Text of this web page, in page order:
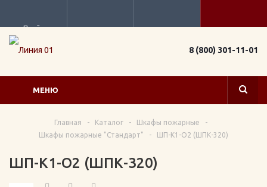
Прайс
8 (800) 301-11-01
МЕНЮ
Главная - Каталог - Шкафы пожарные
-
Шкафы пожарные "Стандарт"
- ШП-К1-О2 (ШПК-320)
ШП-К1-О2 (ШПК-320)